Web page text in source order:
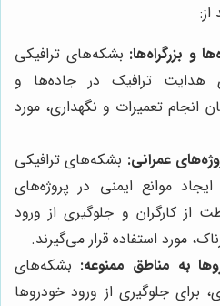
و بزرگراه‌ها: بشکه‌های ترافیکی
هدایت ترافیک در جاده‌ها و
انجام تعمیرات و نگهداری، مورد
عمرانی: بشکه‌های ترافیکی
ایجاد موانع ایمنی در پروژه‌های
از کارگران و جلوگیری از ورود
مورد استفاده قرار می‌گیرند.
به مناطق ممنوعه: بشکه‌های
برای جلوگیری از ورود خودروها